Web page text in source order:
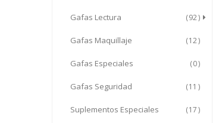
Gafas Lectura 92
Gafas Maquillaje 12
Gafas Especiales 0
Gafas Seguridad 11
Suplementos Especiales 17